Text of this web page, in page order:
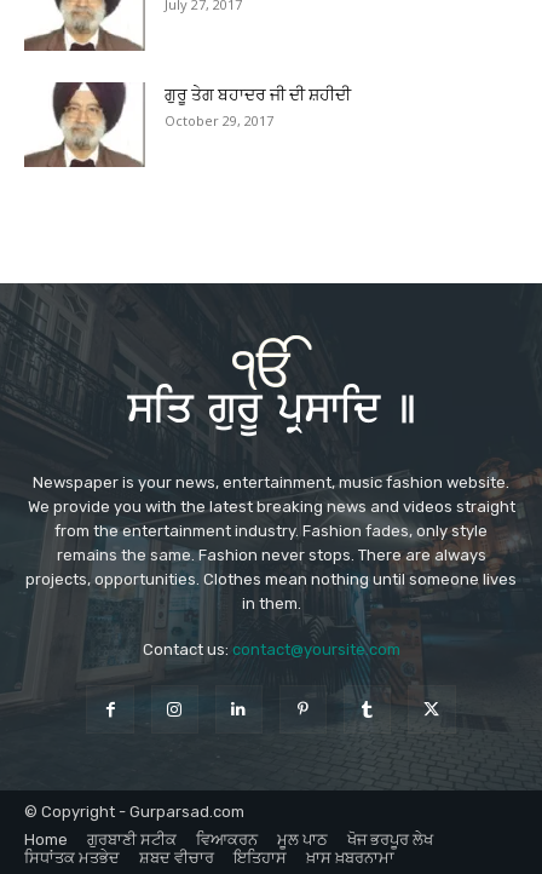
July 27, 2017
ਗੁਰੂ ਤੇਗ ਬਹਾਦਰ ਜੀ ਦੀ ਸ਼ਹੀਦੀ
October 29, 2017
Newspaper is your news, entertainment, music fashion website.
We provide you with the latest breaking news and videos straight
from the entertainment industry. Fashion fades, only style
remains the same. Fashion never stops. There are always
projects, opportunities. Clothes mean nothing until someone lives
in them.
Contact us: contact@yoursite.com
© Copyright - Gurparsad.com
Home
ਗੁਰਬਾਣੀ ਸਟੀਕ ਵਿਆਕਰਨ ਮੂਲ ਪਾਠ
ਖੋਜ ਭਰਪੂਰ ਲੇਖ
ਸਿਧਾਂਤਕ ਮਤਭੇਦ
ਸ਼ਬਦ ਵੀਚਾਰ ਇਤਿਹਾਸ ਖ਼ਾਸ ਖ਼ਬਰਨਾਮਾ